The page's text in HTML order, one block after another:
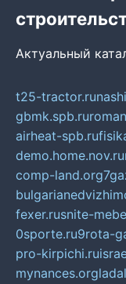
Актуальный
t25-tractor.ru
gbmk.spb.ru
airheat-spb.ru
demo.home.nov.ru
comp-land.org
fexer.rusnite-
0sporte.ru9rota-
pro-kirpichi.ru
mynances.org